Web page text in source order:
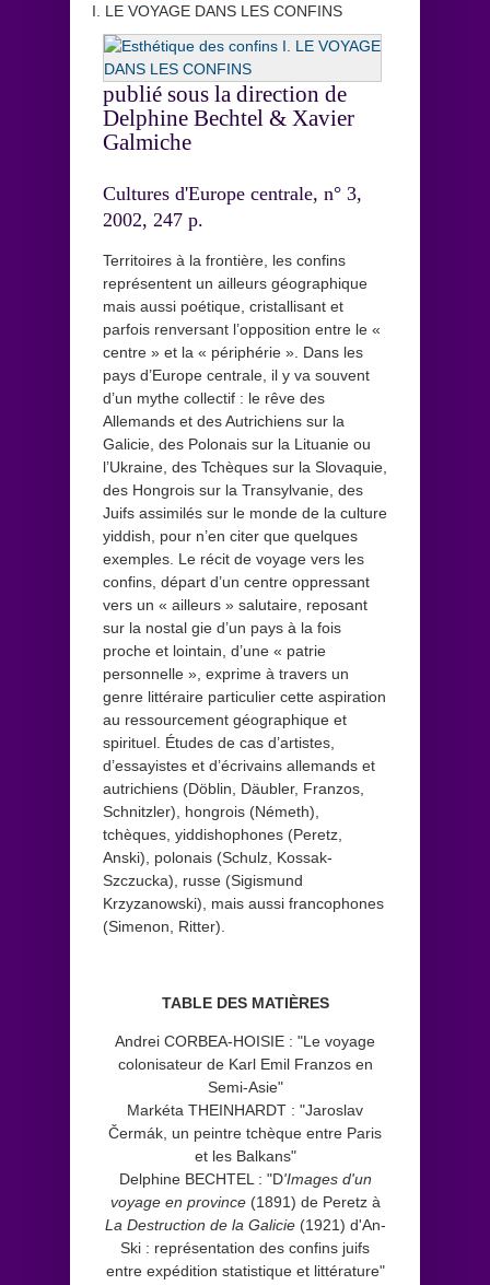
I. LE VOYAGE DANS LES CONFINS
publié sous la direction de
Delphine Bechtel & Xavier
Galmiche
Cultures d'Europe centrale, n° 3,
2002, 247 p.
Territoires à la frontière, les confins
représentent un ailleurs géographique
mais aussi poétique, cristallisant et
parfois renversant l’opposition entre le «
centre » et la « périphérie ». Dans les
pays d’Europe centrale, il y va souvent
d’un mythe collectif : le rêve des
Allemands et des Autrichiens sur la
Galicie, des Polonais sur la Lituanie ou
l’Ukraine, des Tchèques sur la Slovaquie,
des Hongrois sur la Transylvanie, des
Juifs assimilés sur le monde de la culture
yiddish, pour n’en citer que quelques
exemples. Le récit de voyage vers les
confins, départ d’un centre oppressant
vers un « ailleurs » salutaire, reposant
sur la nostal gie d’un pays à la fois
proche et lointain, d’une « patrie
personnelle », exprime à travers un
genre littéraire particulier cette aspiration
au ressourcement géographique et
spirituel. Études de cas d’artistes,
d’essayistes et d’écrivains allemands et
autrichiens (Döblin, Däubler, Franzos,
Schnitzler), hongrois (Németh),
tchèques, yiddishophones (Peretz,
Anski), polonais (Schulz, Kossak-
Szczucka), russe (Sigismund
Krzyzanowski), mais aussi francophones
(Simenon, Ritter).
TABLE DES MATIÈRES
Andrei CORBEA-HOISIE : "Le voyage
colonisateur de Karl Emil Franzos en
Semi-Asie"
Markéta THEINHARDT : "Jaroslav
Čermák, un peintre tchèque entre Paris
et les Balkans"
Delphine BECHTEL : "D'Images d'un
voyage en province(1891) de Peretz à
La Destruction de la Galicie(1921) d'An-
Ski : représentation des confins juifs
entre expédition statistique et littérature"